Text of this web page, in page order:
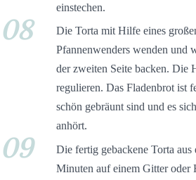
einstechen.
08
Die Torta mit Hilfe eines
Pfannenwenders wenden und
der zweiten Seite backen. Die
regulieren. Das Fladenbrot ist
schön gebräunt sind und es
anhört.
09
Die fertig gebackene Torta aus
Minuten auf einem Gitter oder